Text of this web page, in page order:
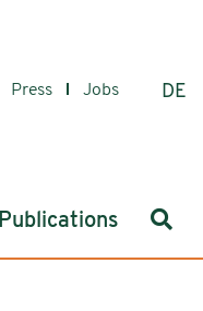
Press Jobs DE
Publications